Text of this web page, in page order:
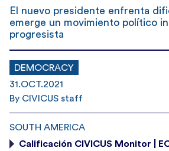
El nuevo presidente enfrenta
emerge un movimiento político
progresista
DEMOCRACY
31.OCT.2021
By CIVICUS staff
SOUTH AMERICA
Calificación CIVICUS Monitor |